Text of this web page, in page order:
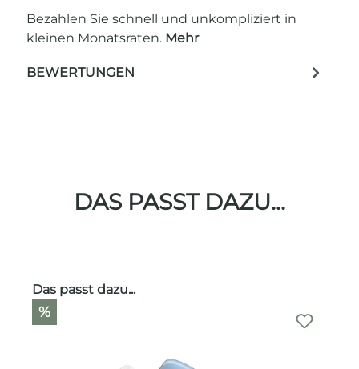
Bezahlen Sie schnell und unkompliziert in
kleinen Monatsraten. Mehr
BEWERTUNGEN
DAS PASST DAZU...
Produktgalerie überspringen
Das passt dazu...
%